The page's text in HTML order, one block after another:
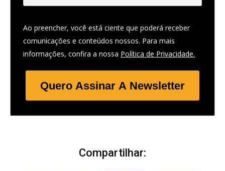
Ao preencher, você está ciente que poderá receber
comunicações e conteúdos nossos. Para mais
informações, confira a nossa Política de Privacidade.
Quero Assinar A Newsletter
Compartilhar: